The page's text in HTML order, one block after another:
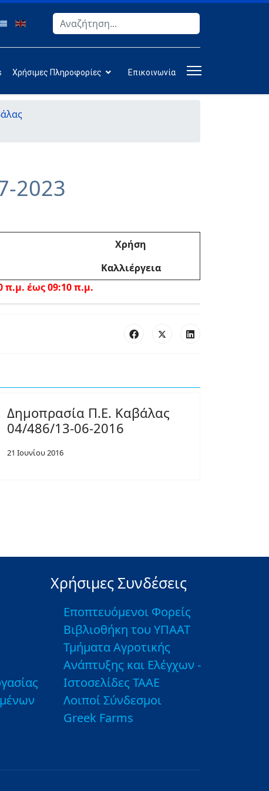
Αναζήτηση
Χρήσιμες Πληροφορίες Επικοινωνία
2023
Χρήση
Καλλιέργεια
π.μ. έως 09:10 π.μ.
Δημοπρασία Π.Ε. Καβάλας
04/486/13-06-2016
21 Ιουνίου 2016
Χρήσιμες Συνδέσεις
Εποπτευόμενοι Φορείς
Βιβλιοθήκη του ΥΠΑΑΤ
Τμήματα Αγροτικής
Ανάπτυξης και Ελέγχων -
Ιστοσελίδες ΤΑΑΕ
Λοιποί Σύνδεσμοι
Greek Farms